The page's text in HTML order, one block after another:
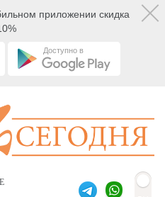
приложении скидка
Доступно в